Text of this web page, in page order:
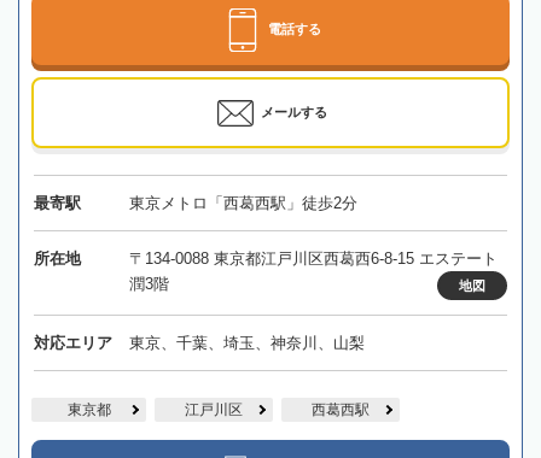
電話する
メールする
最寄駅 東京メトロ「西葛西駅」徒歩2分
所在地
〒134-0088 東京都江戸川区西葛西6-8-15 エステート
潤3階
地図
対応エリア 東京、千葉、埼玉、神奈川、山梨
東京都 江戸川区 西葛西駅